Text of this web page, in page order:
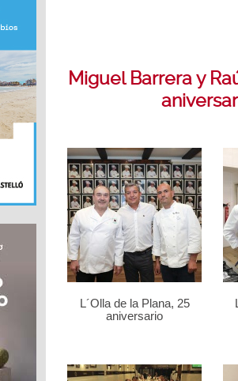
Miguel Barrera y
L´Olla de la Plana, 25
aniversario